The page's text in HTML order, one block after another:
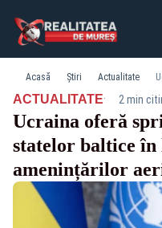
Acasă Știri Actualitate
ACTUALITATE· 2 min
Ucraina oferă
statelor baltice
amenințărilor